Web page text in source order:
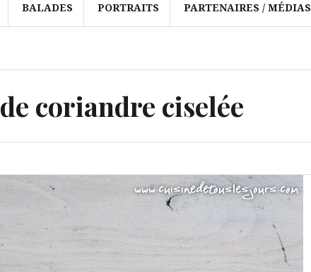
BALADES PORTRAITS PARTENAIRES / MÉDIAS
de coriandre ciselée